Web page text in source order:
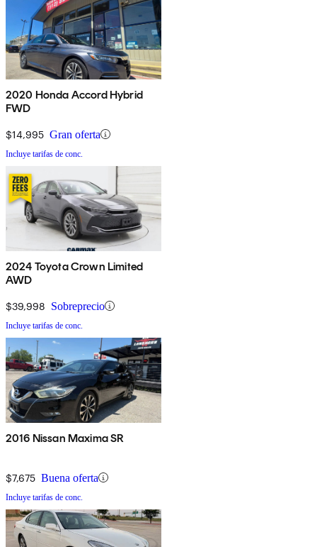
2020 Honda Accord Hybrid
FWD
$14,995 Gran oferta
Incluye tarifas de conc.
2024 Toyota Crown Limited
AWD
$39,998 Sobreprecio
Incluye tarifas de conc.
2016 Nissan Maxima SR
$7,675 Buena oferta
Incluye tarifas de conc.